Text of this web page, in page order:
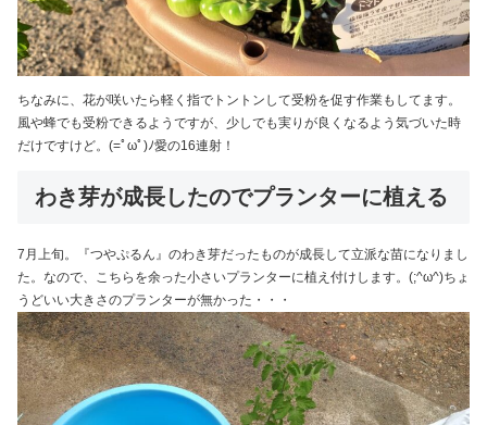
ちなみに、花が咲いたら軽く指でトントンして受粉を促す作業もしてます。
風や蜂でも受粉できるようですが、少しでも実りが良くなるよう気づいた時
だけですけど。(=ﾟωﾟ)ﾉ愛の16連射！
わき芽が成長したのでプランターに植える
7月上旬。『つやぷるん』のわき芽だったものが成長して立派な苗になりまし
た。なので、こちらを余った小さいプランターに植え付けします。(;^ω^)ちょ
うどいい大きさのプランターが無かった・・・